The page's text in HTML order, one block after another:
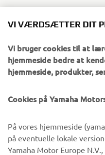
to eller fire pladser er skabt
Online bestillingssystem
reservere en af de fire
Wolverine® RMAX™ 2
Wolverine® RMAX™ 4
Bestil nu og vær blandt de
VI VÆRDSÆTTER DIT
Vi bruger cookies til at
hjemmeside bedre at
hjemmeside, produkter,
Cookies på Yamaha
På vores hjemmeside
på eventuelle lokale
Yamaha Motor Europe